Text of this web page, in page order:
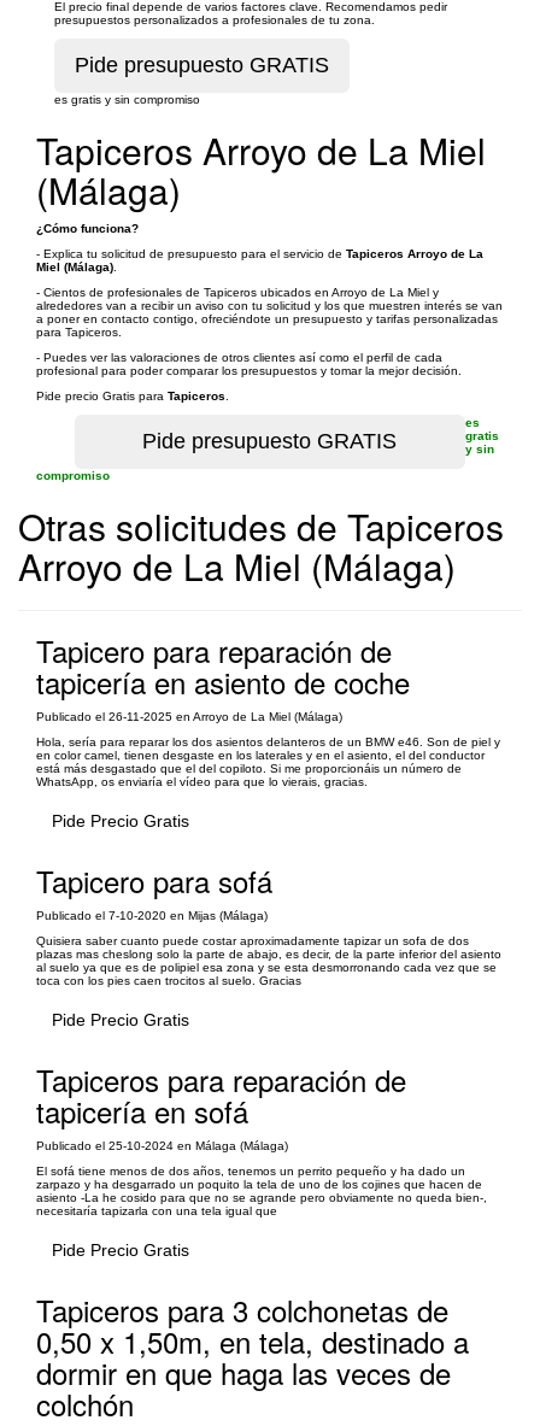
El precio final depende de varios factores clave. Recomendamos pedir
presupuestos personalizados a profesionales de tu zona.
es gratis y sin compromiso
Tapiceros Arroyo de La Miel
(Málaga)
¿Cómo funciona?
- Explica tu solicitud de presupuesto para el servicio de Tapiceros Arroyo de La
Miel (Málaga)
- Cientos de profesionales de Tapiceros ubicados en Arroyo de La Miel y
alrededores van a recibir un aviso con tu solicitud y los que muestren interés se van
a poner en contacto contigo, ofreciéndote un presupuesto y tarifas personalizadas
para Tapiceros.
- Puedes ver las valoraciones de otros clientes así como el perfil de cada
profesional para poder comparar los presupuestos y tomar la mejor decisión.
Pide precio Gratis para Tapiceros
es
gratis
y sin
compromiso
Otras solicitudes de Tapiceros
Arroyo de La Miel (Málaga)
Tapicero para reparación de
tapicería en asiento de coche
Publicado el 26-11-2025 en Arroyo de La Miel (Málaga)
Hola, sería para reparar los dos asientos delanteros de un BMW e46. Son de piel y
en color camel, tienen desgaste en los laterales y en el asiento, el del conductor
está más desgastado que el del copiloto. Si me proporcionáis un número de
WhatsApp, os enviaría el vídeo para que lo vierais, gracias.
Pide Precio Gratis
Tapicero para sofá
Publicado el 7-10-2020 en Mijas (Málaga)
Quisiera saber cuanto puede costar aproximadamente tapizar un sofa de dos
plazas mas cheslong solo la parte de abajo, es decir, de la parte inferior del asiento
al suelo ya que es de polipiel esa zona y se esta desmorronando cada vez que se
toca con los pies caen trocitos al suelo. Gracias
Pide Precio Gratis
Tapiceros para reparación de
tapicería en sofá
Publicado el 25-10-2024 en Málaga (Málaga)
El sofá tiene menos de dos años, tenemos un perrito pequeño y ha dado un
zarpazo y ha desgarrado un poquito la tela de uno de los cojines que hacen de
asiento -La he cosido para que no se agrande pero obviamente no queda bien-,
necesitaría tapizarla con una tela igual que
Pide Precio Gratis
Tapiceros para 3 colchonetas de
0,50 x 1,50m, en tela, destinado a
dormir en que haga las veces de
colchón